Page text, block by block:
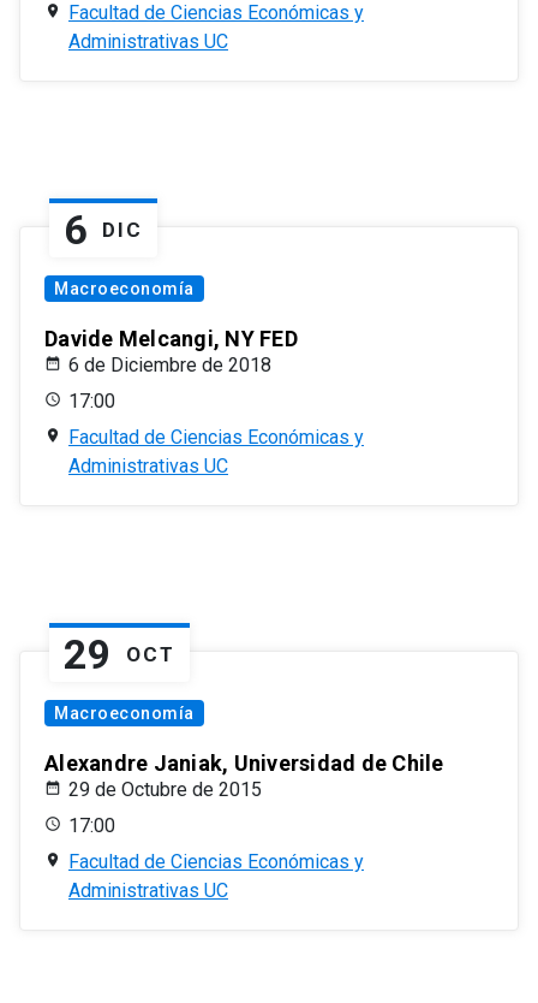
Facultad de Ciencias Económicas y
Administrativas UC
6 DIC
Macroeconomía
Davide Melcangi, NY FED
6 de Diciembre de 2018
17:00
Facultad de Ciencias Económicas y
Administrativas UC
29 OCT
Macroeconomía
Alexandre Janiak, Universidad de Chile
29 de Octubre de 2015
17:00
Facultad de Ciencias Económicas y
Administrativas UC